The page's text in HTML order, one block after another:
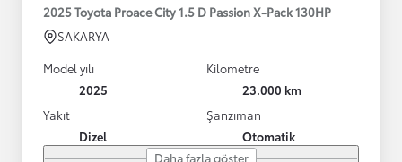
2025 Toyota Proace City 1.5 D Passion X-Pack 130HP
SAKARYA
Model yılı
2025
Kilometre
23.000 km
Yakıt
Dizel
Şanzıman
Otomatik
Daha fazla göster